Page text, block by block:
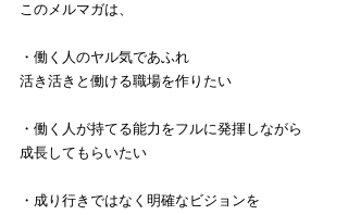
このメルマガは、
・働く人のヤル気であふれ
活き活きと働ける職場を作りたい
・働く人が持てる能力をフルに発揮しながら
成長してもらいたい
・成り行きではなく明確なビジョンを